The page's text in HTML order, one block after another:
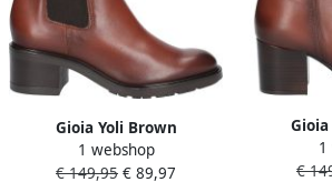
Gioia Yoli Brown
1 webshop
€ 149,95 € 89,97
1
€